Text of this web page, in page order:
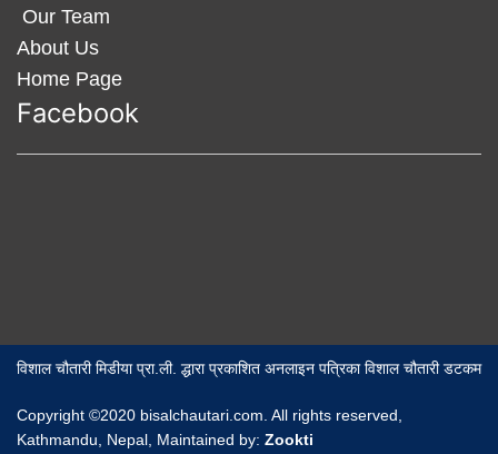
Our Team
About Us
Home Page
Facebook
विशाल चौतारी मिडीया प्रा.ली. द्धारा प्रकाशित अनलाइन पत्रिका विशाल चौतारी डटकम
Copyright ©2020 bisalchautari.com. All rights reserved,
Kathmandu, Nepal, Maintained by: Zookti